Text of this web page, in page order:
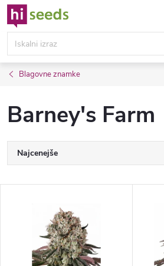
Preskoči
na
vsebino
Blagovne znamke
Barney's Farm
R
a
Najcenejše
Po abecedi